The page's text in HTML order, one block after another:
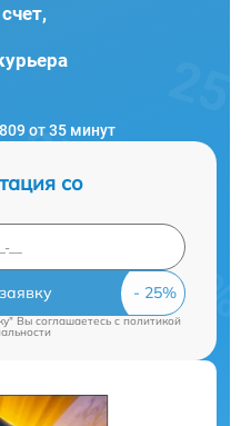
от 35 минут
со
Вы соглашаетесь c политикой